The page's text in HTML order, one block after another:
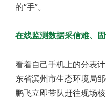
的“手”。
在线监测数据采信难、
看着自己手机上的分表
东省滨州市生态环境局
鹏飞立即带队赶往现场